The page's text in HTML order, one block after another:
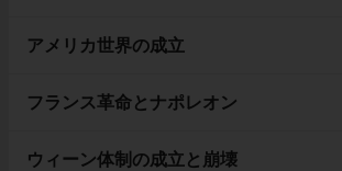
アメリカ世界の成立
フランス革命とナポレオン
ウィーン体制の成立と崩壊